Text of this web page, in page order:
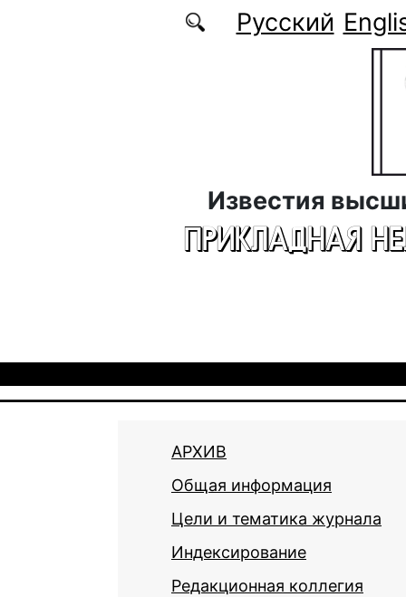
Перейти к основному содержаниюРусский
Известия
ПРИКЛАДНАЯ
АРХИВ
Общая информация
Цели и тематика журнала
Индексирование
Редакционная коллегия